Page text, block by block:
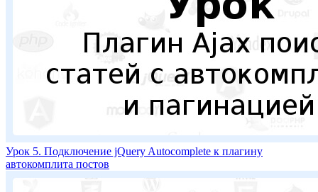
Урок 5. Подключение jQuery Autocomplete к плагину
автокомплита постов